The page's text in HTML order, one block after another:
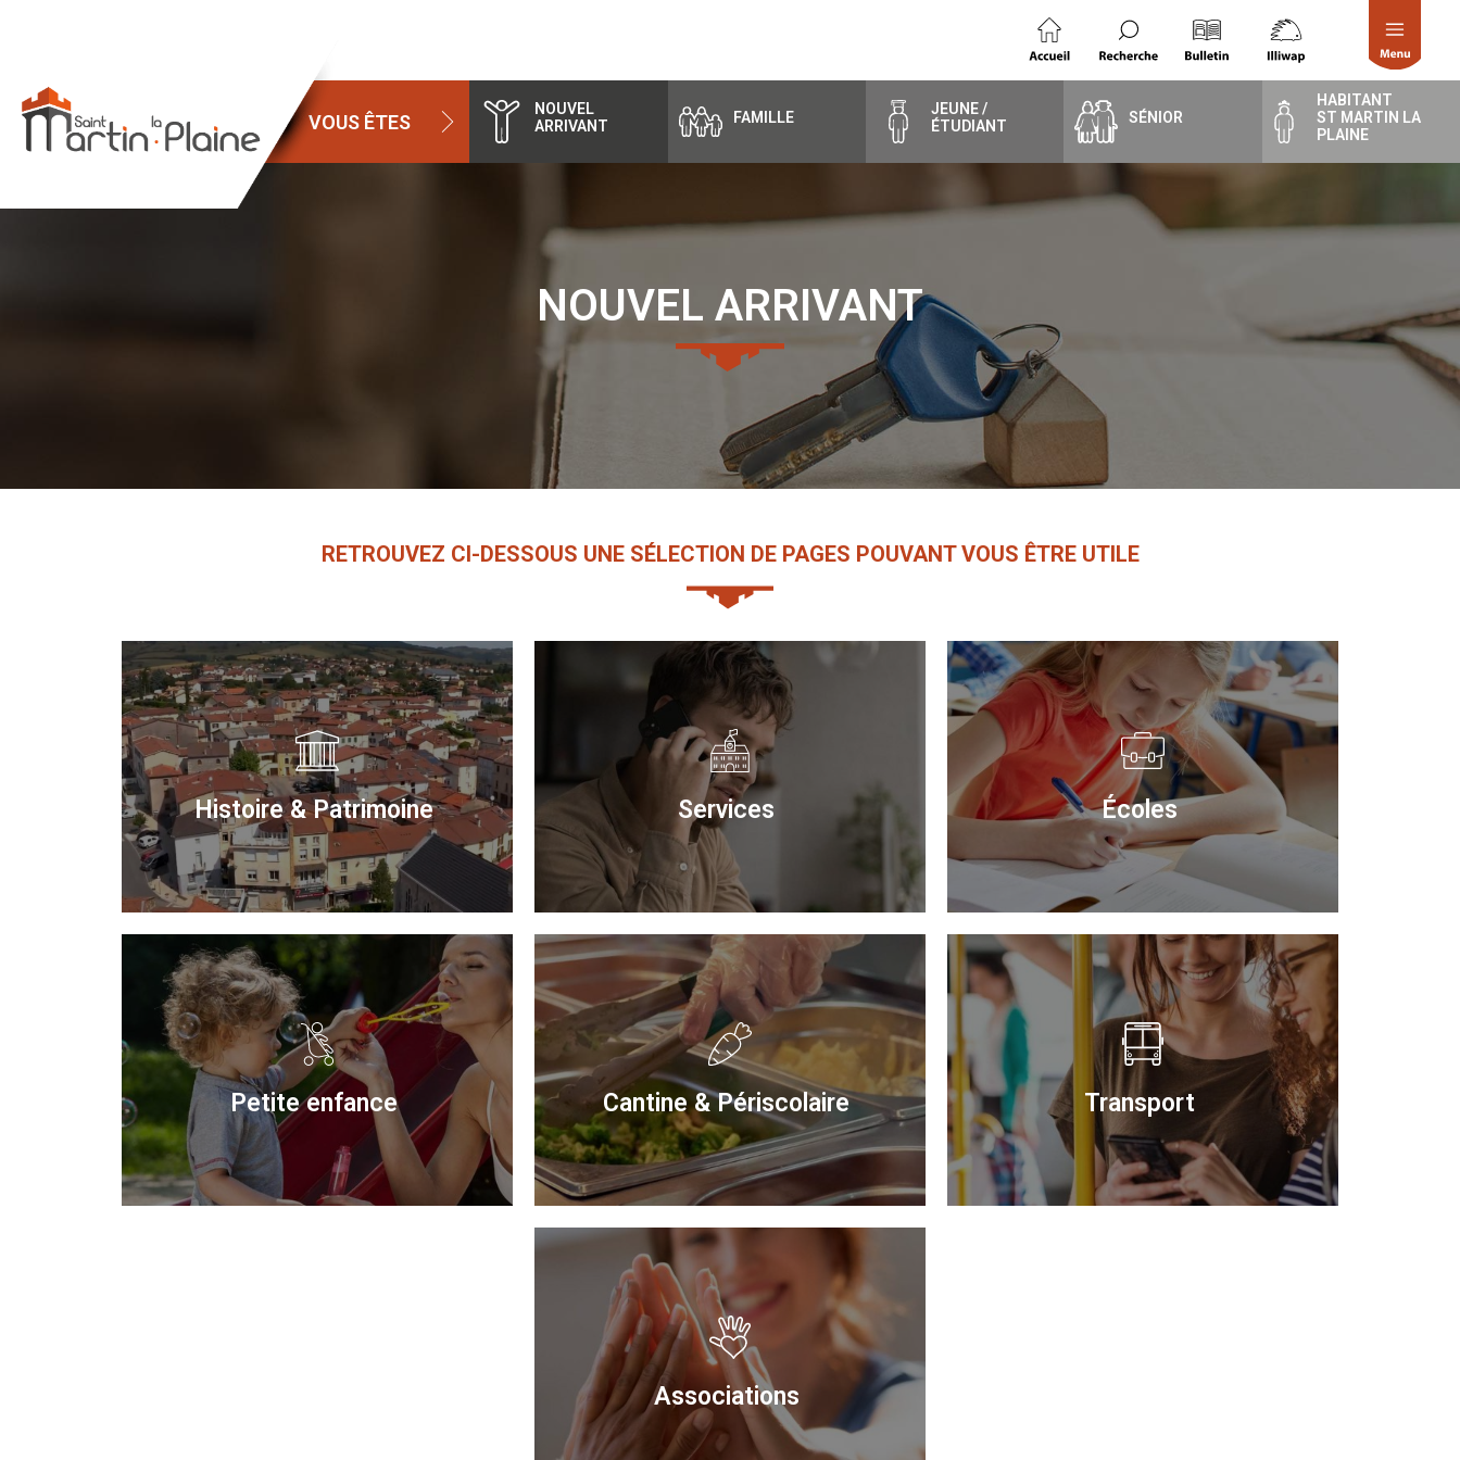
VOUS ÊTES
NOUVEL
ARRIVANT
FAMILLE
JEUNE /
ÉTUDIANT
SÉNIOR
HABITANT
ST MARTIN LA
PLAINE
NOUVEL ARRI­VANT
RETROU­VEZ CI-DESSOUS UNE SÉLEC­TION DE PAGES POUVANT VOUS ÊTRE UTILE
Histoire & Patrimoine Services Écoles
Petite enfance Cantine & Périscolaire Transport
Associations